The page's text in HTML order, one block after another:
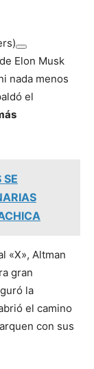
Elon Musk
nada menos
el
SE
«X», Altman
gran
la
el camino
con sus